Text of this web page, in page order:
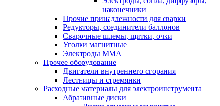
наконечники
Прочие принадлежности для сварки
Редукторы, соединители баллонов
Сварочные шлемы, щитки, очки
Уголки магнитные
Электроды MMA
Прочее оборудование
Двигатели внутреннего сгорания
Лестницы и стремянки
Расходные материалы для электроинструмента
Абразивные диски